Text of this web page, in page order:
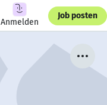
Anmelden
Job posten